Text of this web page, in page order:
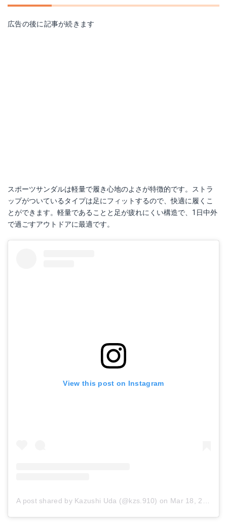
広告の後に記事が続きます
スポーツサンダルは軽量で履き心地のよさが特徴的です。ストラ
ップがついているタイプは足にフィットするので、快適に履くこ
とができます。軽量であることと足が疲れにくい構造で、1日中外
で過ごすアウトドアに最適です。
View this post on Instagram
A post shared by Kazushi Uda (@kzs.910) on Mar 18, 2018 at 10:36am PDT